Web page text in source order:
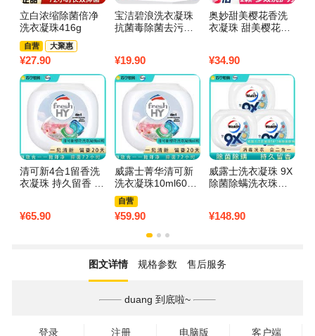
立白浓缩除菌倍净
洗衣凝珠416g
自营 大聚惠
¥27.90
宝洁碧浪洗衣凝珠
抗菌毒除菌去污洗
版】深蓝3倍抗菌14
颗粒/1盒
¥19.90
奥妙甜美樱花香洗
衣凝珠 甜美樱花50
¥34.90
清可新4合1留香洗
衣凝珠 持久留香 除
装 玫瑰香
¥65.90
威露士菁华清可新
洗衣凝珠10ml60粒
四合一香味持久留
香除菌去霉味洗衣
球 樱花 60粒
自营
¥59.90
威露士洗衣凝珠 9X
除菌除螨洗衣珠球
¥148.90
图文详情 规格参数 售后服务
duang 到底啦~
登录 注册 电脑版 客户端